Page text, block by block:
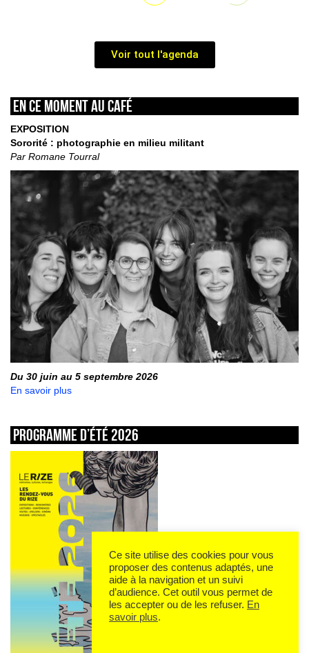
Voir tout l'agenda
En ce moment au café
EXPOSITION
Sororité : photographie en milieu militant
Par Romane Tourral
Du 30 juin au 5 septembre 2026
En savoir plus
Programme d’été 2026
Ce site utilise des cookies pour vous
proposer des contenus adaptés, une
aide à la navigation et un suivi
d’audience. Cet outil vous permet de
les accepter ou de les refuser. En
savoir plus.